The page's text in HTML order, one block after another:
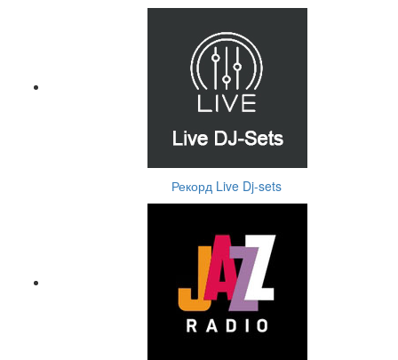
Рекорд Live Dj-sets